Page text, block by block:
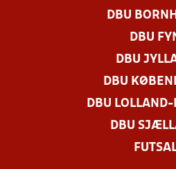
DBU
DBU
DBU
DBU
DBU LOLLAND-
DBU